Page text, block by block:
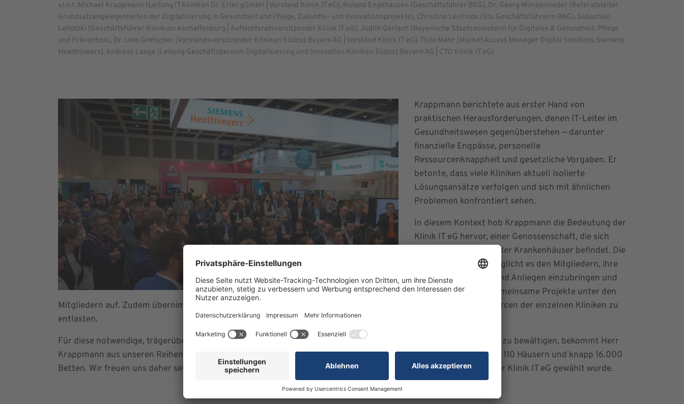
v.l.n.r. Michael Krappmann (Leitung IT Kliniken Dr. Erler gGmbH | Vorstand Klinik IT eG), Roland Engehausen (Geschäftsführer BKG), Dr. Georg Münzenrieder (Referatsleiter
Grundsatzangelegenheiten der Digitalisierung in Gesundheit und Pflege, Zukunfts- und Innovationsprojekte), Christina Leinhoos (Stv. Geschäftsführerin BKG), Sebastian
Lehotzki (Geschäftsführer Klinikum Aschaffenburg | Aufsichtsratsvorsitzender Klinik IT eG), Judith Gerlach (Bayerische Staatsministerin für Digitales & Gesundheit, Pflege
und Prävention), Dr. Uwe Gretscher (Vorstandsvorsitzender Kliniken Südost Bayern AG | Vorstand Klinik IT eG), Thilo Mahr (Market Access Manager Digital Solutions Siemens
Healthineers), Andreas Lange (Leitung Geschäftsbereich Digitalisierung und Innovation Kliniken Südost Bayern AG | CTO Klinik IT eG)
Krappmann berichtete aus erster Hand von
praktischen Herausforderungen, denen IT-Leiter im
Gesundheitswesen gegenüberstehen — darunter
finanzielle Engpässe, personelle
Ressourcenknappheit und gesetzliche Vorgaben. Er
betonte, dass viele Kliniken aktuell isolierte
Lösungsansätze verfolgen und sich mit ähnlichen
Problemen konfrontiert sehen.
In diesem Kontext hob Krappmann die Bedeutung der
Klinik IT eG hervor, einer Genossenschaft, die sich
vollständig im Besitz der Krankenhäuser befindet. Die
Genossenschaft ermöglicht es den Mitgliedern, ihre
Herausforderungen und Anliegen einzubringen und
teilt die Kosten für gemeinsame Projekte unter den
Mitgliedern auf. Zudem übernimmt die Klinik IT eG die Steuerung großer Digitalisierungsprojekte, um die Ressourcen der einzelnen Kliniken zu
entlasten.
Für diese notwendige, trägerübergreifende Zusammenarbeit, um die großen Digitalisierungsprojekte erfolgreich zu bewältigen, bekommt Herr
Krappmann aus unseren Reihen vollste Unterstützung. Aktuell zählt die Klinik IT eG 44 Mitglieder mit insgesamt 110 Häusern und knapp 16.000
Betten. Wir freuen uns daher sehr, dass Herr Krappmann erst kürzlich zu weiteren drei Jahren in den Vorstand der Klinik IT eG gewählt wurde.